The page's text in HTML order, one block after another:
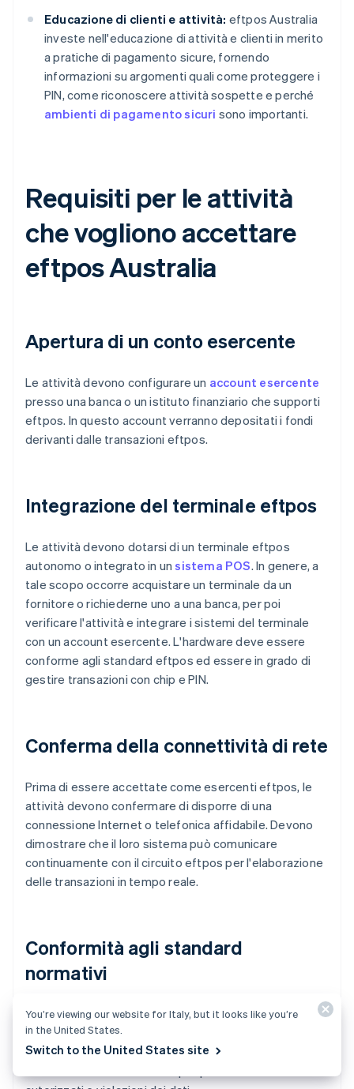
Educazione di clienti e attività: eftpos Australia
investe nell'educazione di attività e clienti in merito
a pratiche di pagamento sicure, fornendo
informazioni su argomenti quali come proteggere i
PIN, come riconoscere attività sospette e perché
ambienti di pagamento sicuri sono importanti.
Requisiti per le attività
che vogliono accettare
eftpos Australia
Apertura di un conto esercente
Le attività devono configurare un account esercente
presso una banca o un istituto finanziario che supporti
eftpos. In questo account verranno depositati i fondi
derivanti dalle transazioni eftpos.
Integrazione del terminale eftpos
Le attività devono dotarsi di un terminale eftpos
autonomo o integrato in unsistema POS. In genere, a
tale scopo occorre acquistare un terminale da un
fornitore o richiederne uno a una banca, per poi
verificare l'attività e integrare i sistemi del terminale
con un account esercente. L'hardware deve essere
conforme agli standard eftpos ed essere in grado di
gestire transazioni con chip e PIN.
Conferma della connettività di rete
Prima di essere accettate come esercenti eftpos, le
attività devono confermare di disporre di una
connessione Internet o telefonica affidabile. Devono
dimostrare che il loro sistema può comunicare
continuamente con il circuito eftpos per l'elaborazione
delle transazioni in tempo reale.
Conformità agli standard
normativi
Per poter accettare pagamenti eftpos in Australia, le
attività devono essere conformi agli standard PCI DSS
per la protezione dei dati dei titolari di carta. Questa
You’re viewing our website for Italy, but it looks like you’re
in the United States.
Switch to the United States site